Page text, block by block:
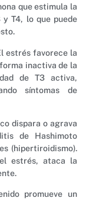
que estimula la
T4, lo que puede
estrés favorece la
inactiva de la
de T3 activa,
síntomas de
dispara o agrava
de Hashimoto
(hipertiroidismo).
estrés, ataca la
promueve un